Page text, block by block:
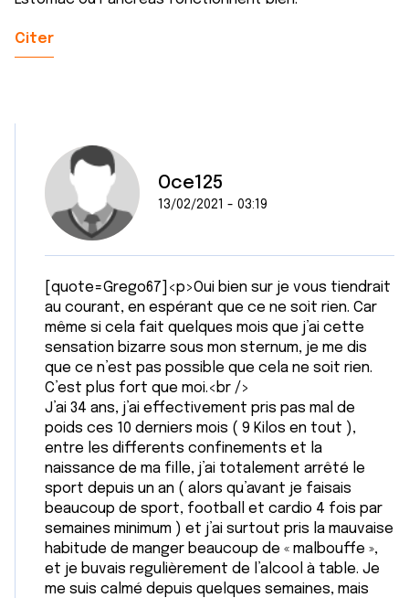
Citer
Oce125
13/02/2021 - 03:19
[quote=Grego67]<p>Oui bien sur je vous tiendrait
au courant, en espérant que ce ne soit rien. Car
même si cela fait quelques mois que j’ai cette
sensation bizarre sous mon sternum, je me dis
que ce n’est pas possible que cela ne soit rien.
C’est plus fort que moi.<br />
J’ai 34 ans, j’ai effectivement pris pas mal de
poids ces 10 derniers mois ( 9 Kilos en tout ),
entre les differents confinements et la
naissance de ma fille, j’ai totalement arrêté le
sport depuis un an ( alors qu’avant je faisais
beaucoup de sport, football et cardio 4 fois par
semaines minimum ) et j’ai surtout pris la mauvaise
habitude de manger beaucoup de « malbouffe »,
et je buvais regulièrement de l’alcool à table. Je
me suis calmé depuis quelques semaines, mais